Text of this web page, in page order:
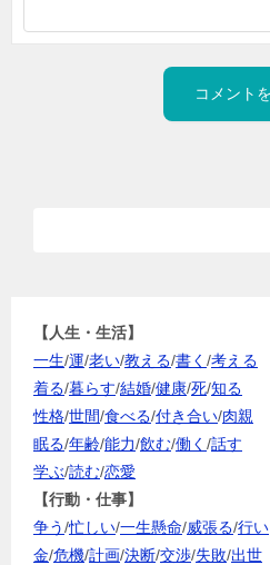
【人生・生活】
一生/運/老い/教える/書く /考える
着る/暮らす/結婚/健康/死/知る
性格/世間/食べる/付き合い/肉親
眠る/年齢/能力/飲む/働く /話す
学ぶ/読む/恋愛
【行動・仕事】
争う/忙しい/一生懸命/威張る/行い
金/危機/計画/決断/交渉/失敗/出世